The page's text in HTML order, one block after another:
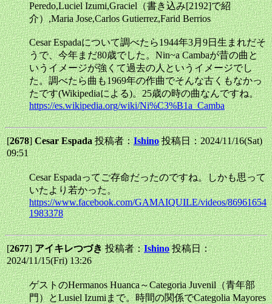
Peredo,Luciel Izumi,Graciel（書き込み[2192]で紹
介）,Maria Jose,Carlos Gutierrez,Farid Berrios
Cesar Espadaについて調べたら1944年3月9日生まれだそ
うで、今年まだ80歳でした。Nin~a Cambaが昔の曲と
いうイメージが強くて過去の人というイメージでし
た。調べたら曲も1969年の作曲でそんな古くもなかっ
たです(Wikipediaによる)。25歳の時の曲なんですね。
https://es.wikipedia.org/wiki/Ni%C3%B1a_Camba
[2678]Cesar Espada投稿者：Ishino 投稿日：2024/11/16(Sat)
09:51
Cesar Espadaってご存命だったのですね。しかも思って
いたより若かった。
https://www.facebook.com/GAMAIQUILE/videos/86961654
1983378
[2677]アイキレつづき投稿者：Ishino 投稿日：
2024/11/15(Fri) 13:26
ゲストのHermanos Huanca～Categoria Juvenil（青年部
門）とLusiel Izumiまで。時間の関係でCategolia Mayores